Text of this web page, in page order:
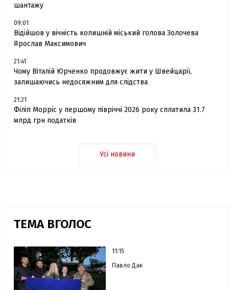
шантажу
09:01
Відійшов у вічність колишній міський голова Золочева
Ярослав Максимович
21:41
Чому Віталій Юрченко продовжує жити у Швейцарії,
залишаючись недосяжним для слідства
21:21
Філіп Морріс у першому півріччі 2026 року сплатила 31.7
млрд грн податків
Усі новини
ТЕМА ВГОЛОС
11:15
Павло Дак